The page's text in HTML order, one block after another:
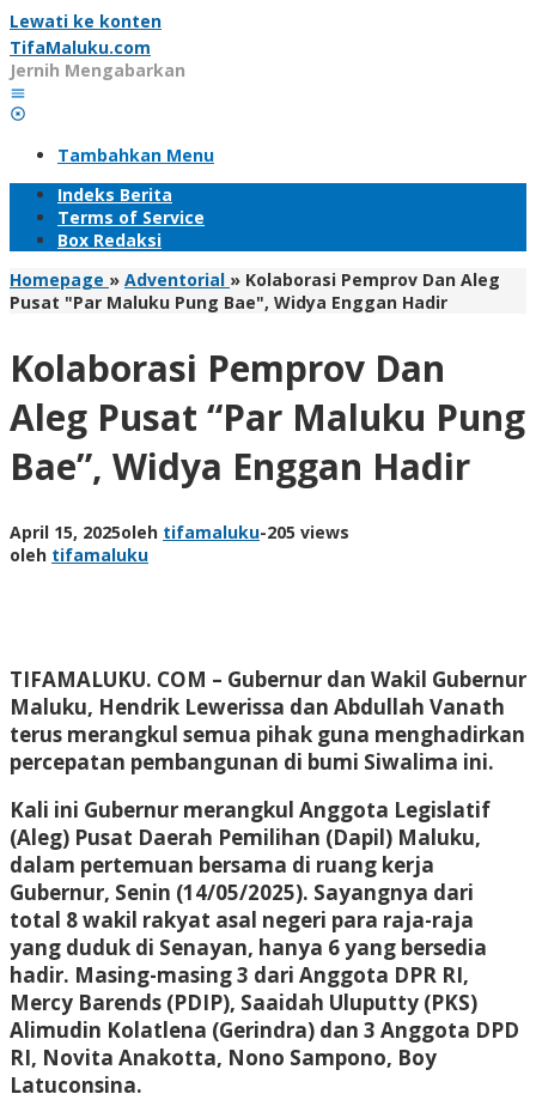
Lewati ke konten
TifaMaluku.com
Jernih Mengabarkan
Tambahkan Menu
Indeks Berita
Terms of Service
Box Redaksi
Homepage » Adventorial » Kolaborasi Pemprov Dan Aleg
Pusat "Par Maluku Pung Bae", Widya Enggan Hadir
Kolaborasi Pemprov Dan
Aleg Pusat “Par Maluku Pung
Bae”, Widya Enggan Hadir
April 15, 2025oleh tifamaluku-205 views
oleh tifamaluku
TIFAMALUKU. COM – Gubernur dan Wakil Gubernur
Maluku, Hendrik Lewerissa dan Abdullah Vanath
terus merangkul semua pihak guna menghadirkan
percepatan pembangunan di bumi Siwalima ini.
Kali ini Gubernur merangkul Anggota Legislatif
(Aleg) Pusat Daerah Pemilihan (Dapil) Maluku,
dalam pertemuan bersama di ruang kerja
Gubernur, Senin (14/05/2025). Sayangnya dari
total 8 wakil rakyat asal negeri para raja-raja
yang duduk di Senayan, hanya 6 yang bersedia
hadir. Masing-masing 3 dari Anggota DPR RI,
Mercy Barends (PDIP), Saaidah Uluputty (PKS)
Alimudin Kolatlena (Gerindra) dan 3 Anggota DPD
RI, Novita Anakotta, Nono Sampono, Boy
Latuconsina.